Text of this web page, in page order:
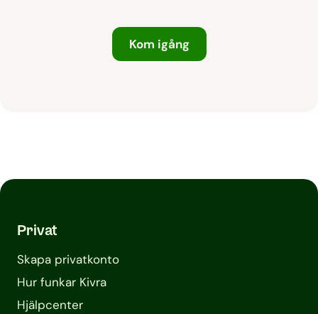
Kom igång
Privat
Skapa privatkonto
Hur funkar Kivra
Hjälpcenter